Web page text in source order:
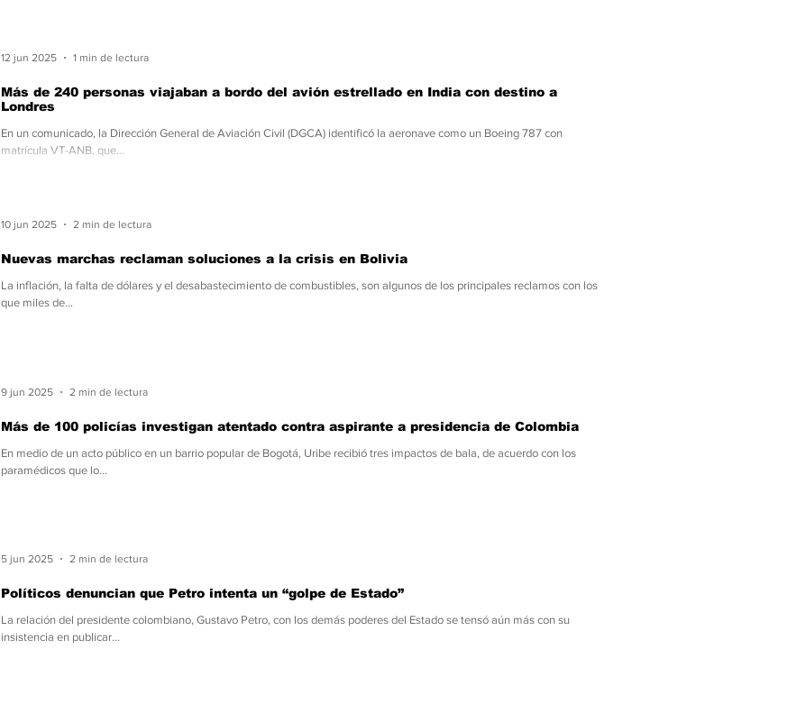
Más de 240 personas viajaban a bordo del avión estrellado en India con destino a
Londres
En un comunicado, la Dirección General de Aviación Civil (DGCA) identificó la aeronave como un Boeing 787 con
matrícula VT-ANB, que...
12 jun 2025 1 min de lectura
Nuevas marchas reclaman soluciones a la crisis en Bolivia
La inflación, la falta de dólares y el desabastecimiento de combustibles, son algunos de los principales reclamos con los
que miles de...
10 jun 2025 2 min de lectura
Más de 100 policías investigan atentado contra aspirante a presidencia de Colombia
En medio de un acto público en un barrio popular de Bogotá, Uribe recibió tres impactos de bala, de acuerdo con los
paramédicos que lo...
9 jun 2025 2 min de lectura
Políticos denuncian que Petro intenta un “golpe de Estado”
La relación del presidente colombiano, Gustavo Petro, con los demás poderes del Estado se tensó aún más con su
insistencia en publicar...
5 jun 2025 2 min de lectura